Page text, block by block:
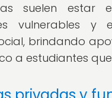
suelen estar
vulnerables y
brindando
a estudiantes